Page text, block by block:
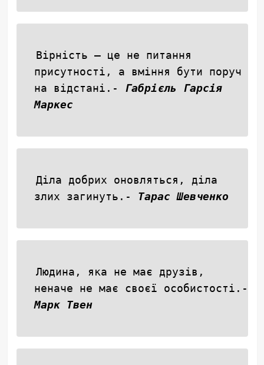
Вірність — це не питання
присутності, а вміння бути поруч
на відстані.-
Габрієль Гарсія
Маркес
Діла добрих оновляться, діла
злих загинуть.- Тарас Шевченко
Людина, яка не має друзів,
неначе не має своєї особистості.-
Марк Твен